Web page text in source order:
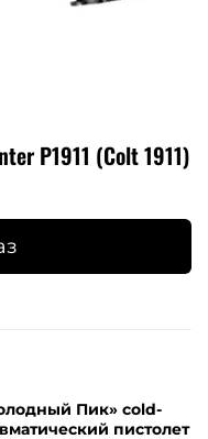
P1911 (Colt 1911)
Пик» cold-
пистолет